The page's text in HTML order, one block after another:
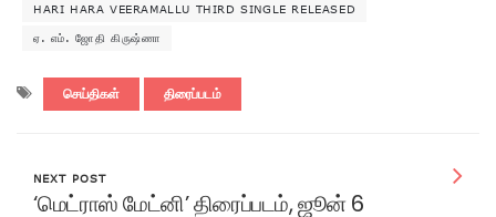
HARI HARA VEERAMALLU THIRD SINGLE RELEASED
ஏ. எம். ஜோதி கிருஷ்ணா
செய்திகள் திரைப்படம்
NEXT POST
‘மெட்ராஸ் மேட்னி’ திரைப்படம், ஜூன் 6